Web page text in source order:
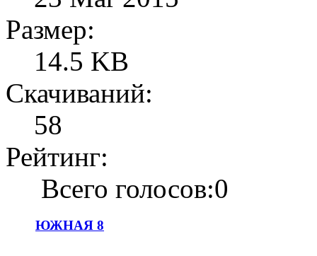
Размер:
14.5 KB
Скачиваний:
58
Рейтинг:
Всего голосов:0
ЮЖНАЯ 8